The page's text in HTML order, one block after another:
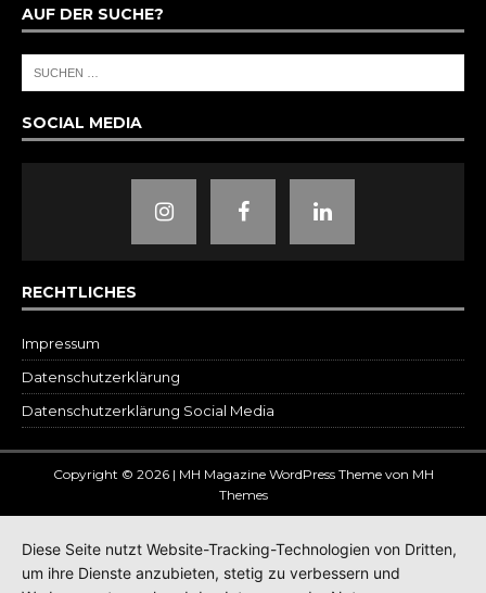
AUF DER SUCHE?
SOCIAL MEDIA
RECHTLICHES
Impressum
Datenschutz­erklärung
Datenschutzerklärung Social Media
Copyright © 2026 | MH Magazine WordPress Theme von MH
Themes
Diese Seite nutzt Website-Tracking-Technologien von Dritten,
um ihre Dienste anzubieten, stetig zu verbessern und